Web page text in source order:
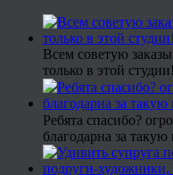
Всем советую
только в этой студии!
Ребята спасибо?
благодарна за такую